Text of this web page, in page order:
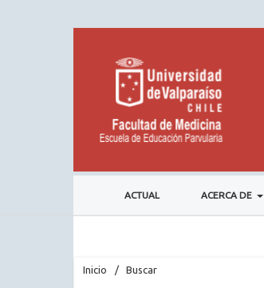
ACTUAL ACERCA DE
Inicio / Buscar